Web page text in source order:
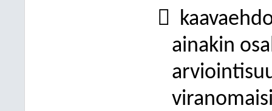

ainakin